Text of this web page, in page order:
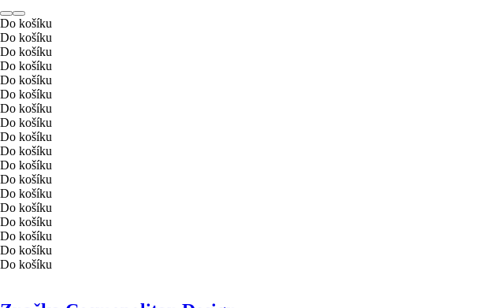
Do košíku
Do košíku
Do košíku
Do košíku
Do košíku
Do košíku
Do košíku
Do košíku
Do košíku
Do košíku
Do košíku
Do košíku
Do košíku
Do košíku
Do košíku
Do košíku
Do košíku
Do košíku